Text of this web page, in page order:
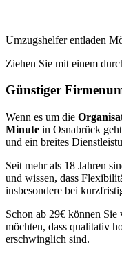
Umzugshelfer entladen
Ziehen Sie mit einem
Günstiger
Wenn es um die
Minute in Osnabrück
und ein breites
Seit mehr als 18 Jahren
und wissen, dass
insbesondere bei
Schon ab 29€ können
möchten, dass qualitativ
erschwinglich sind.